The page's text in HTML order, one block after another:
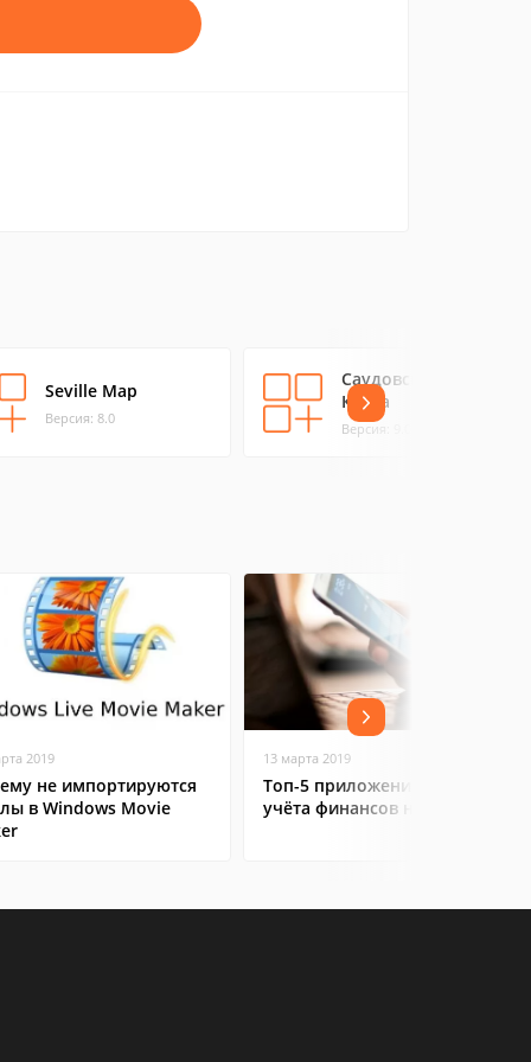
Seville Map
Версия: 8.0
Саудовская Аравия
Карта
Версия: 9.0
2019
не импортируются
в Windows Movie
13 марта 2019
Топ-5 приложений для
учёта финансов на Android